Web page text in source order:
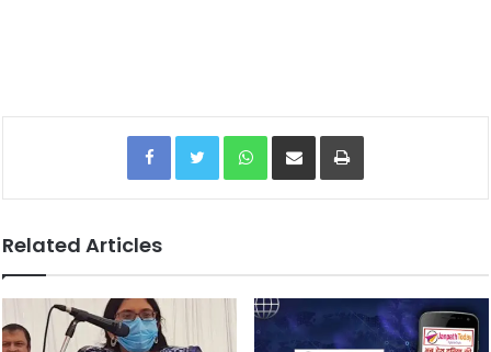
Facebook Twitter WhatsApp
Related Articles